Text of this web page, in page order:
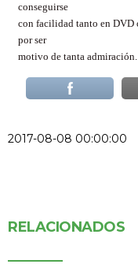
conseguirse
con facilidad tanto en DVD
por ser
motivo de tanta admiración.
2017-08-08 00:00:00
RELACIONADOS